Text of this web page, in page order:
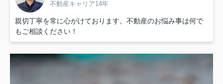
不動産キャリア14年
親切丁寧を常に心がけております。不動産のお悩み事は何で
もご相談ください！